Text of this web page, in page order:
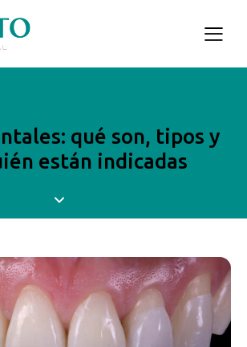
qué son, tipos y
están indicadas